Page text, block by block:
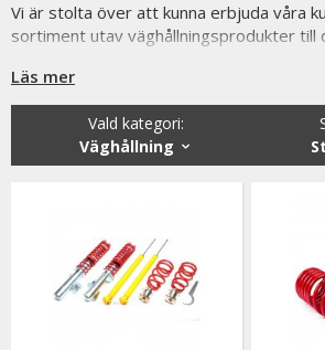
Vi är stolta över att kunna erbjuda våra
sortiment utav väghållningsprodukter till
Så som coilovers, sportchassi,
Från kända tillverkare så som XYZ, MTS-
Läs mer
Vald kategori:
Väghållning